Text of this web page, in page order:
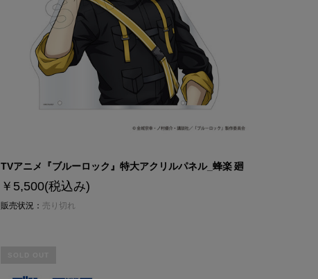
TVアニメ『ブルーロック』特大アクリルパネル_蜂楽 廻
￥5,500(税込み)
販売状況： 売り切れ